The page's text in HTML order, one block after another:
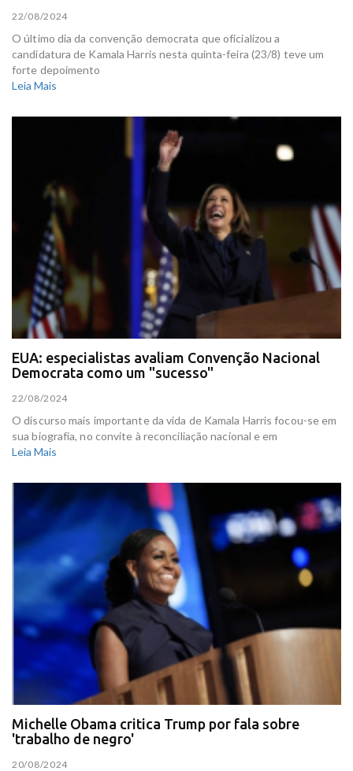
22/08/2024
O último dia da convenção democrata que oficializou a
candidatura de Kamala Harris nesta quinta-feira (23/8) teve um
forte depoimento
Leia Mais
EUA: especialistas avaliam Convenção Nacional
Democrata como um "sucesso"
22/08/2024
O discurso mais importante da vida de Kamala Harris focou-se em
sua biografia, no convite à reconciliação nacional e em
Leia Mais
Michelle Obama critica Trump por fala sobre
'trabalho de negro'
20/08/2024